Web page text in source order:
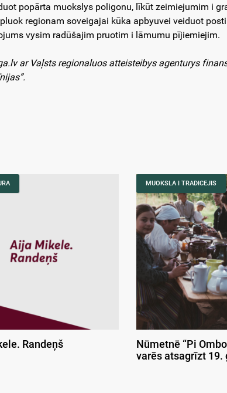
popārta muokslys poligonu, līkūt zeimiejumim i
regionam soveigajai kūka apbyuvei veiduot
vysim radūšajim pruotim i lāmumu pījiemiejim.
ar Vaļsts regionaluos atteisteibys agenturys
Randeņš
MUOKSLA I TRADICEJIS
Nūmetnē “Pi
varēs atsagrīzt 19.